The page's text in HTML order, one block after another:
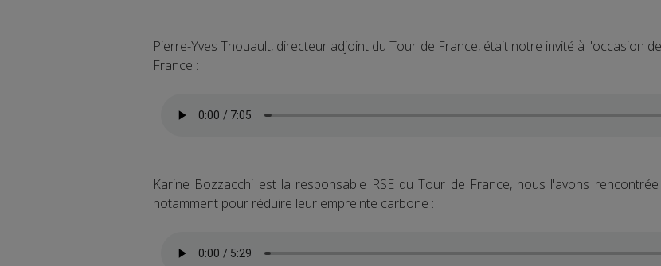
Pierre-Yves Thouault, directeur adjoint du Tour de France, était notre invité à l'occasion
France :
Karine Bozzacchi est la responsable RSE du Tour de France, nous l'avons
notamment pour réduire leur empreinte carbone :